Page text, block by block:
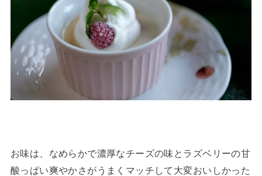
お味は、なめらかで濃厚なチーズの味とラズベリーの甘
酸っぱい爽やかさがうまくマッチして大変おいしかった